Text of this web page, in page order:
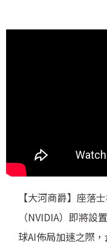
【大河商爵】座落
（NVIDIA）即將
球AI佈局加速之際